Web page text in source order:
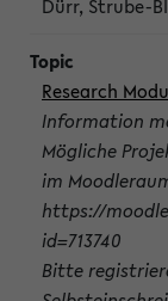
Dürr, Strube-
Research
Information
Mögliche
im
https://
id=713740
Bitte